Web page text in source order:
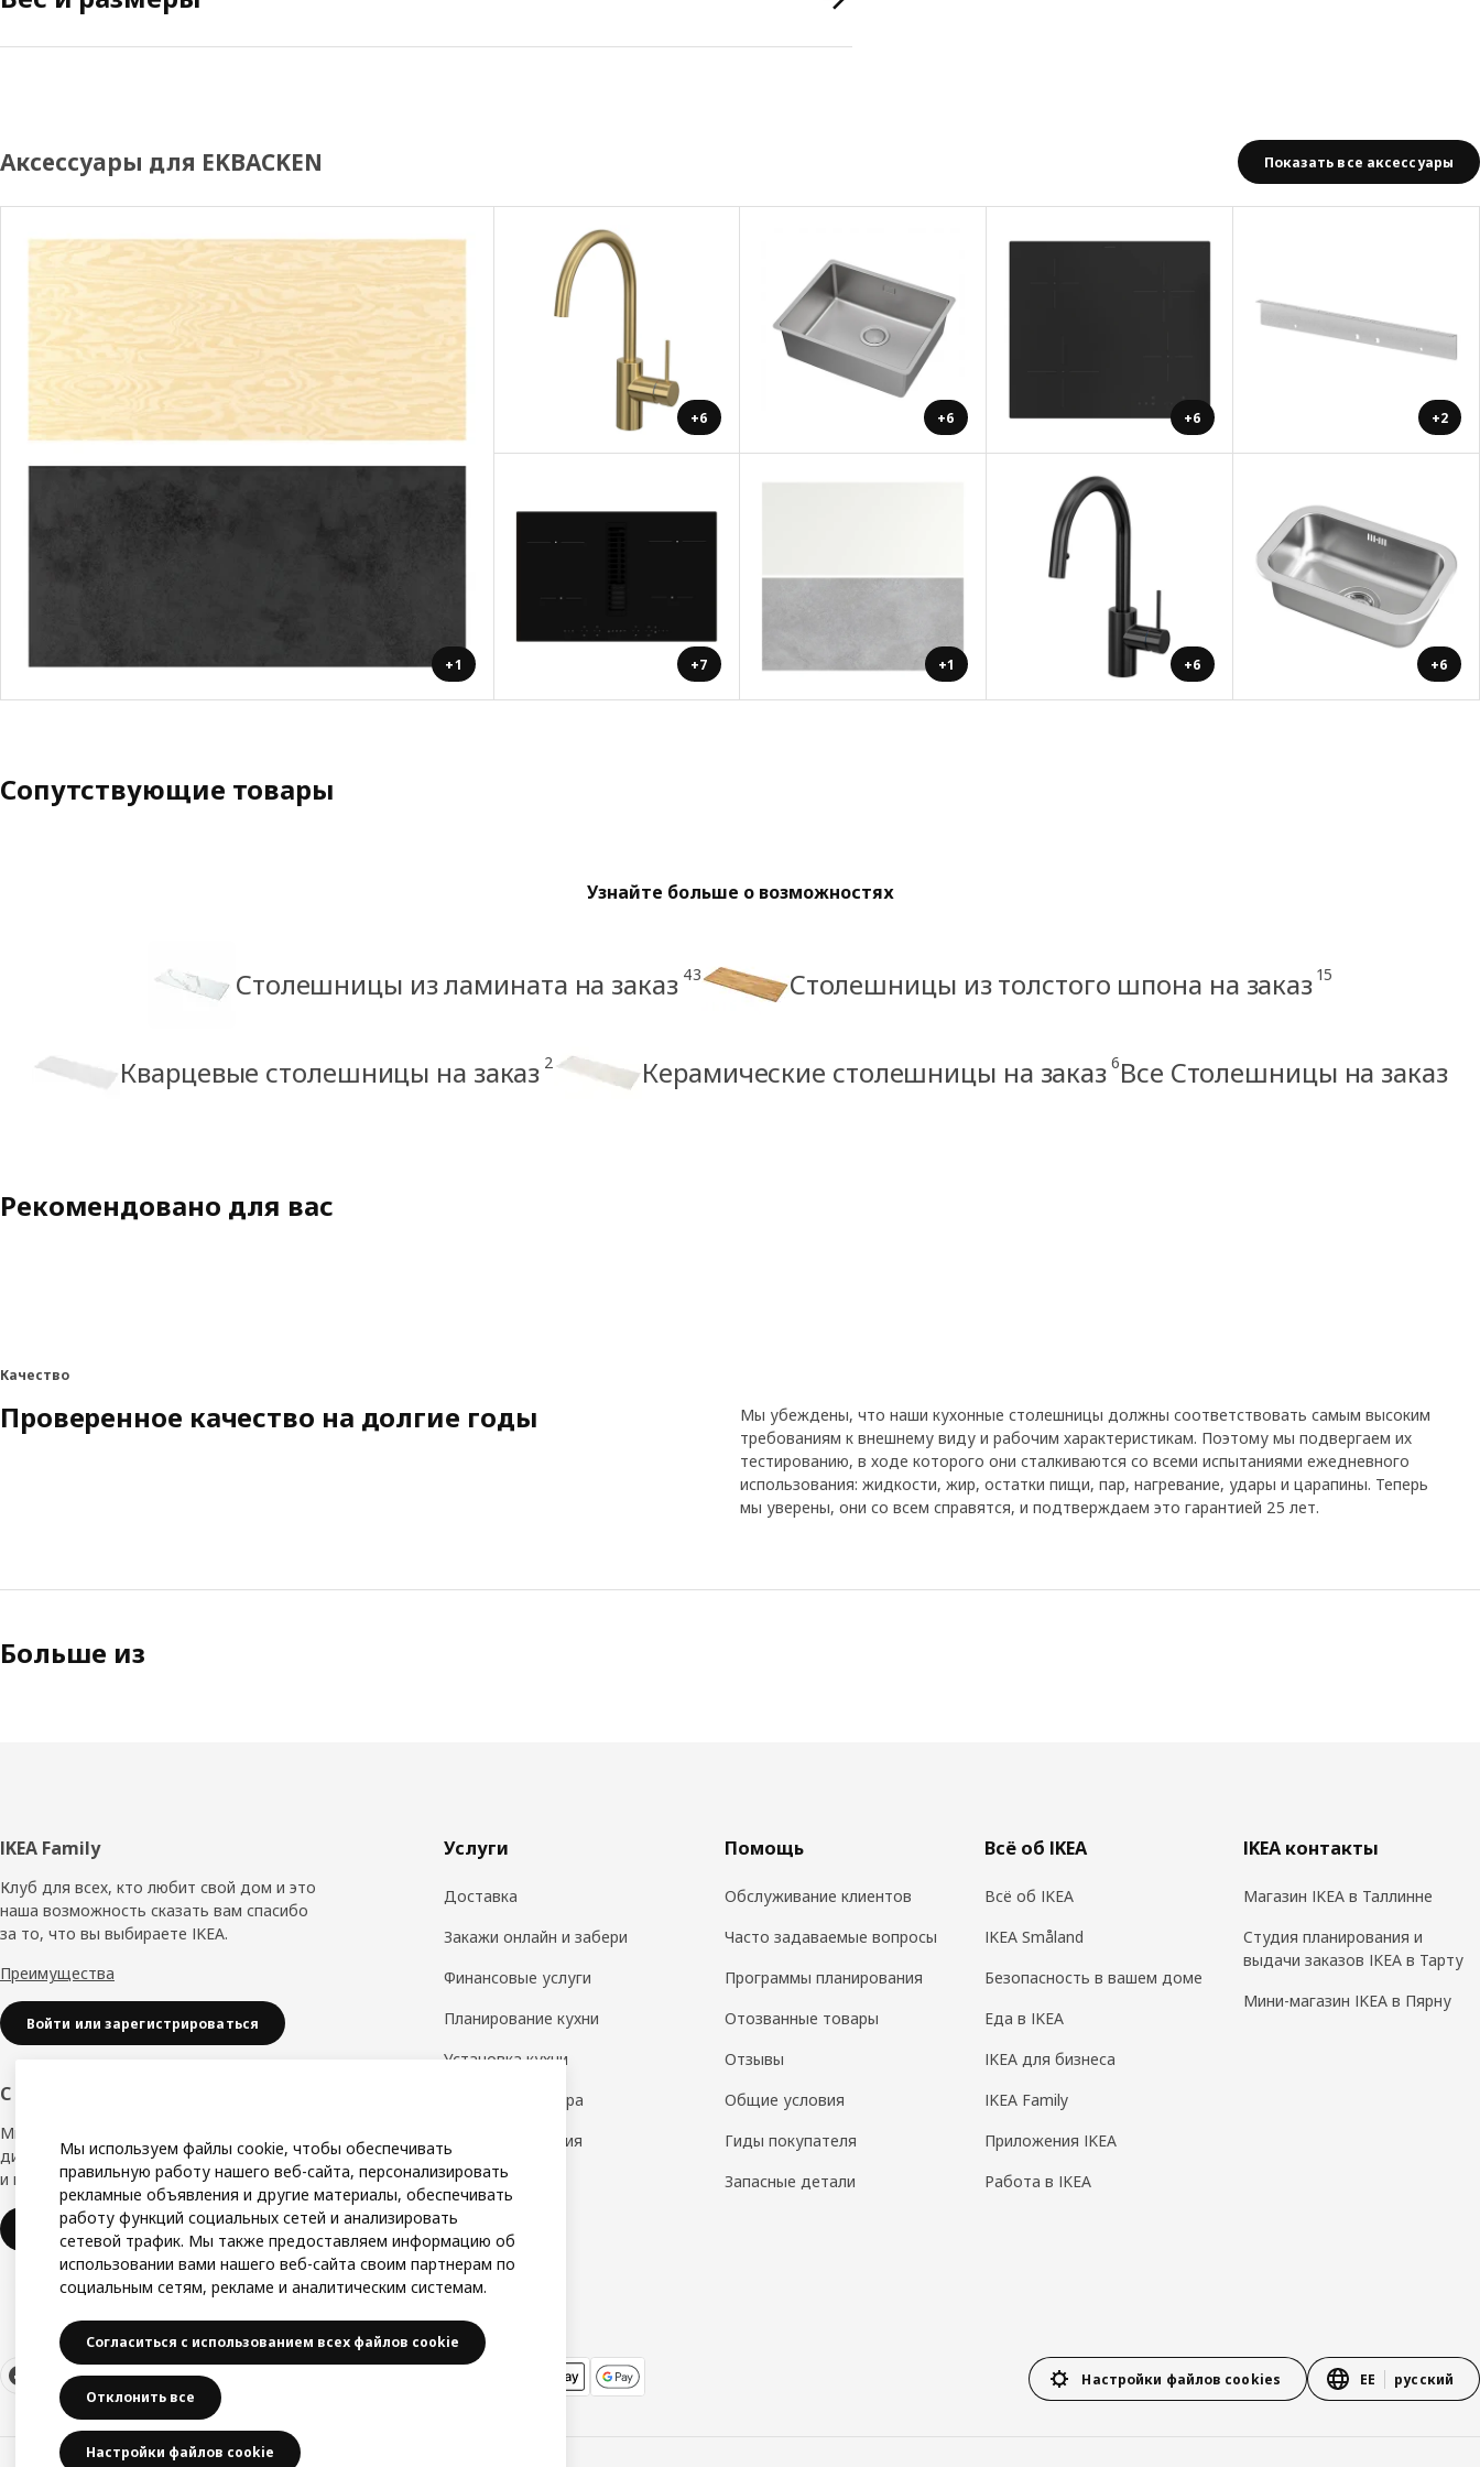
Аксессуары для EKBACKEN Показать все аксессуары
+1
+6 +6 +6 +2
+7 +1 +6 +6
Сопутствующие товары
Узнайте больше о возможностях
Столешницы из ламината на заказ 43 Столешницы из толстого шпона на заказ 15
Кварцевые столешницы на заказ 2 Керамические столешницы на заказ 6Все Столешницы на заказ
Рекомендовано для вас
Качество
Проверенное качество на долгие годы
Мы убеждены, что наши кухонные столешницы должны соответствовать самым высоким
требованиям к внешнему виду и рабочим характеристикам. Поэтому мы подвергаем их
тестированию, в ходе которого они сталкиваются со всеми испытаниями ежедневного
использования: жидкости, жир, остатки пищи, пар, нагревание, удары и царапины. Теперь
мы уверены, они со всем справятся, и подтверждаем это гарантией 25 лет.
Больше из
Нижний
колонтитул
IKEA Family
Клуб для всех, кто любит свой дом и это
наша возможность сказать вам спасибо
за то, что вы выбираете IKEA.
Преимущества
Войти или зарегистрироваться
С заботой о вашем бизнесе
Мы в IKEA, предлагаем безупречный
дизайн, вариации стилей, отличные цены
и надёжное качество.
IKEA для бизнеса
Услуги
Доставка
Закажи онлайн и забери
Финансовые услуги
Планирование кухни
Установка кухни
Дизайн интерьера
Замер помещения
Сборка
Помощь
Обслуживание клиентов
Часто задаваемые вопросы
Программы планирования
Отозванные товары
Отзывы
Общие условия
Гиды покупателя
Запасные детали
Всё об IKEA
Всё об IKEA
IKEA Småland
Безопасность в вашем доме
Еда в IKEA
IKEA для бизнеса
IKEA Family
Приложения IKEA
Работа в IKEA
IKEA контакты
Магазин IKEA в Таллинне
Cтудия планирования и
выдачи заказов IKEA в Тарту
Мини-магазин IKEA в Пярну
Настройки файлов cookies EE русский
Мы используем файлы cookie, чтобы обеспечивать
правильную работу нашего веб-сайта, персонализировать
рекламные объявления и другие материалы, обеспечивать
работу функций социальных сетей и анализировать
сетевой трафик. Мы также предоставляем информацию об
использовании вами нашего веб-сайта своим партнерам по
социальным сетям, рекламе и аналитическим системам.
Согласиться с использованием всех файлов cookie
Отклонить все
Настройки файлов cookie